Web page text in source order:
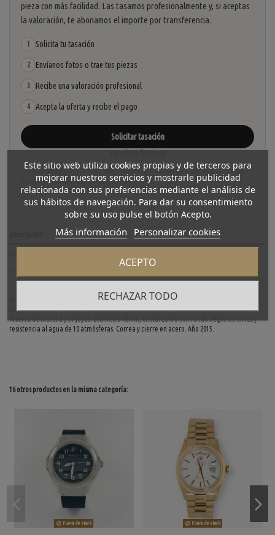
pieza con más facilidad. Las tasamos profesionalmente y, si aceptas
la valoración, te abonamos el importe por transferencia.
1 Solicita tu tasación
2 Envíanos fotos o trae tus piezas
3 Recibe una valoración profesional
4 Acepta la oferta y recibe el pago
Solicitar tasación
Ver cómo funciona
La tasación está sujeta a revisión y aceptación tras recibir y verificar las piezas.
No se descuenta automáticamente del carrito.
Excepcional Rolex Explorer II de segunda mano en perfecto estado de marcha y
conservación. Ref: 216570 . Caja en acero, calibre 3187 con cuerda automática, 48h de
reserva de marcha y 31 joyas. Diámetro 42mm, cristal zafiro con fondo negro sin cifras y
resistencia al agua de 10 atmósferas. Correa y cierre en acero. Año 2015.
16 otros productos en la misma categoría:
Fuera de stock Fuera de stock
Este sitio web utiliza cookies propias y de terceros para
mejorar nuestros servicios y mostrarle publicidad
relacionada con sus preferencias mediante el análisis de
sus hábitos de navegación. Para dar su consentimiento
sobre su uso pulse el botón Acepto.
Más información Personalizar cookies
RECHAZAR TODO
ACEPTO